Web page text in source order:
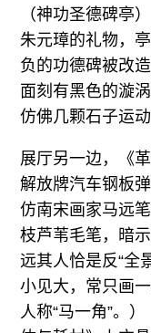
（神功圣德碑亭
朱元璋的礼物，
负的功德碑被改
面刻有黑色的漩
仿佛几颗石子运动
展厅另一边，《
解放牌汽车钢板
仿南宋画家马远
枝芦苇毛笔，暗
远其人恰是反“全
小见大，常只画
人称“马一角”。